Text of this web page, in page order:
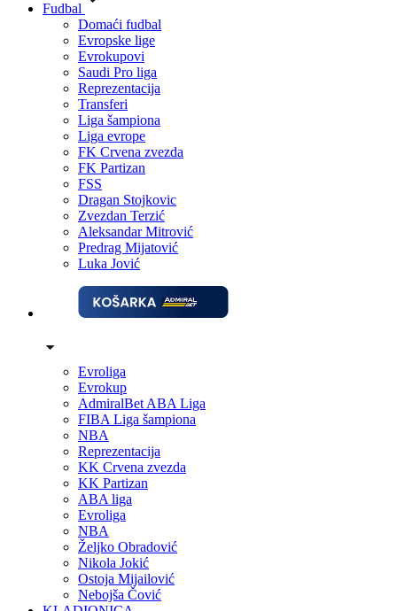
Fudbal
Domaći fudbal
Evropske lige
Evrokupovi
Saudi Pro liga
Reprezentacija
Transferi
Liga šampiona
Liga evrope
FK Crvena zvezda
FK Partizan
FSS
Dragan Stojkovic
Zvezdan Terzić
Aleksandar Mitrović
Predrag Mijatović
Luka Jović
Evroliga
Evrokup
AdmiralBet ABA Liga
FIBA Liga šampiona
NBA
Reprezentacija
KK Crvena zvezda
KK Partizan
ABA liga
Evroliga
NBA
Željko Obradović
Nikola Jokić
Ostoja Mijailović
Nebojša Čović